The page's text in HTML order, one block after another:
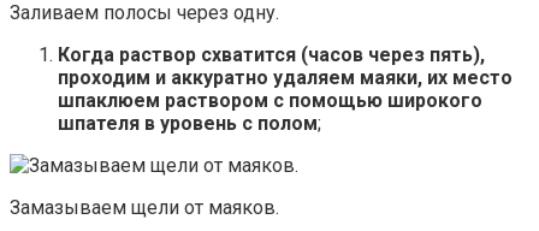
Заливаем полосы через одну.
Когда раствор схватится (часов через пять),
проходим и аккуратно удаляем маяки, их место
шпаклюем раствором с помощью широкого
шпателя в уровень с полом;
Замазываем щели от маяков.